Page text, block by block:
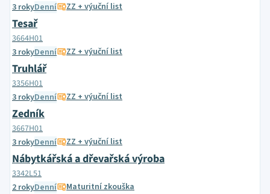
3 rokyDenní ZZ + výuční list
Tesař
3664H01
3 rokyDenní ZZ + výuční list
Truhlář
3356H01
3 rokyDenní ZZ + výuční list
Zedník
3667H01
3 rokyDenní ZZ + výuční list
Nábytkářská a dřevařská výroba
3342L51
2 rokyDenní Maturitní zkouška